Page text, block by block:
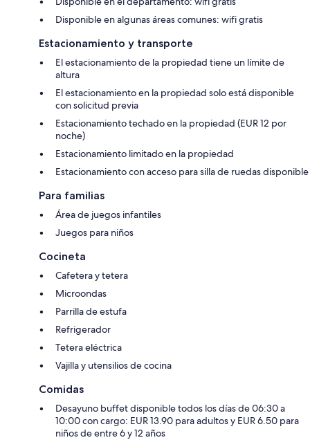
Disponible en algunas áreas comunes: wifi gratis
Estacionamiento y transporte
El estacionamiento de la propiedad tiene un límite de
altura
El estacionamiento en la propiedad solo está disponible
con solicitud previa
Estacionamiento techado en la propiedad (EUR 12 por
noche)
Estacionamiento limitado en la propiedad
Estacionamiento con acceso para silla de ruedas disponible
Para familias
Área de juegos infantiles
Juegos para niños
Cocineta
Cafetera y tetera
Microondas
Parrilla de estufa
Refrigerador
Tetera eléctrica
Vajilla y utensilios de cocina
Comidas
Desayuno buffet disponible todos los días de 06:30 a
10:00 con cargo: EUR 13.90 para adultos y EUR 6.50 para
niños de entre 6 y 12 años